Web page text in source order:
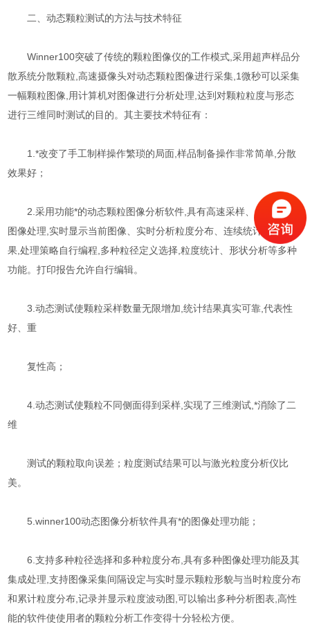
二、动态颗粒测试的方法与技术特征
Winner100突破了传统的颗粒图像仪的工作模式,采用超声样品分
散系统分散颗粒,高速摄像头对动态颗粒图像进行采集,1微秒可以采集
一幅颗粒图像,用计算机对图像进行分析处理,达到对颗粒粒度与形态
进行三维同时测试的目的。其主要技术特征有：
1.*改变了手工制样操作繁琐的局面,样品制备操作非常简单,分散
效果好；
2.采用功能*的动态颗粒图像分析软件,具有高速采样、自动颗粒
图像处理,实时显示当前图像、实时分析粒度分布、连续统计分析结
果,处理策略自行编程,多种粒径定义选择,粒度统计、形状分析等多种
功能。打印报告允许自行编辑。
3.动态测试使颗粒采样数量无限增加,统计结果真实可靠,代表性
好、重
复性高；
4.动态测试使颗粒不同侧面得到采样,实现了三维测试,*消除了二
维
测试的颗粒取向误差；粒度测试结果可以与激光粒度分析仪比
美。
5.winner100动态图像分析软件具有*的图像处理功能；
6.支持多种粒径选择和多种粒度分布,具有多种图像处理功能及其
集成处理,支持图像采集间隔设定与实时显示颗粒形貌与当时粒度分布
和累计粒度分布,记录并显示粒度波动图,可以输出多种分析图表,高性
能的软件使使用者的颗粒分析工作变得十分轻松方便。